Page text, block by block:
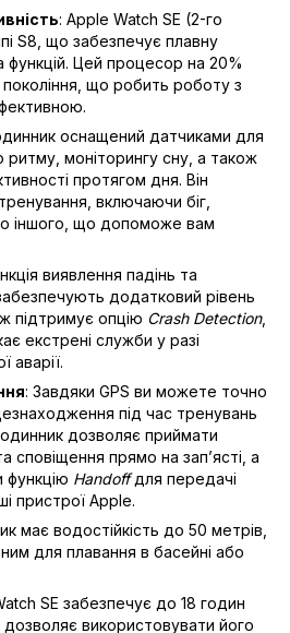
: Apple Watch SE (2-го
S8, що забезпечує плавну
функцій. Цей процесор на 20%
що робить роботу з
оснащений датчиками для
моніторингу сну, а також
протягом дня. Він
включаючи біг,
іншого, що допоможе вам
виявлення падінь та
додатковий рівень
підтримує опцію Crash Detection,
екстрені служби у разі
аварії.
: Завдяки GPS ви можете точно
під час тренувань
дозволяє приймати
сповіщення прямо на зап’ясті, а
функцію Handoffдля передачі
пристрої Apple.
має водостійкість до 50 метрів,
для плавання в басейні або
SE забезпечує до 18 годин
використовувати його